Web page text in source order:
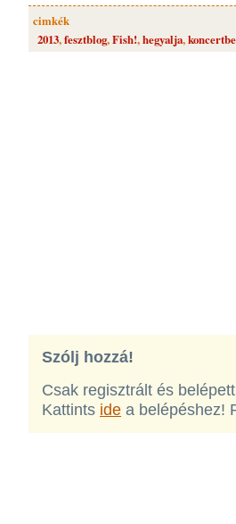
cimkék
2013,fesztblog,Fish!,hegyalja,
Szólj hozzá!
Csak regisztrált és
Kattints ide a belépéshez!